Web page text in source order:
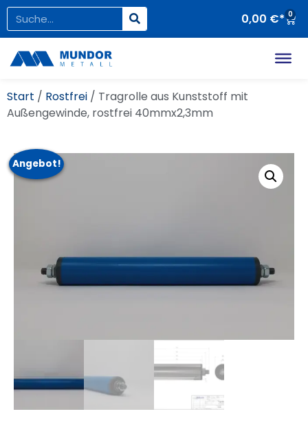
0,00 € 0
Start / Rostfrei / Tragrolle aus Kunststoff mit
Außengewinde, rostfrei 40mmx2,3mm
Angebot!